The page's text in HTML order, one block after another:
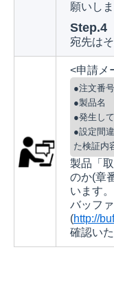
願いしま
Step.4
宛先は
<申請メ
●注文番号
●製品名
●発生し
●設定間
た検証内
製品「
のか(章
います。
バッフ
(http://
確認い